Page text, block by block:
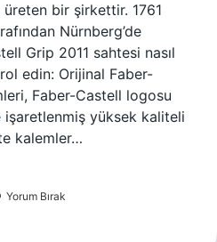
bir şirkettir. 1761
Nürnberg’de
Grip 2011 sahtesi nasıl
edin: Orijinal Faber-
Faber-Castell logosu
işaretlenmiş yüksek kaliteli
kalemler…
Yorum Bırak